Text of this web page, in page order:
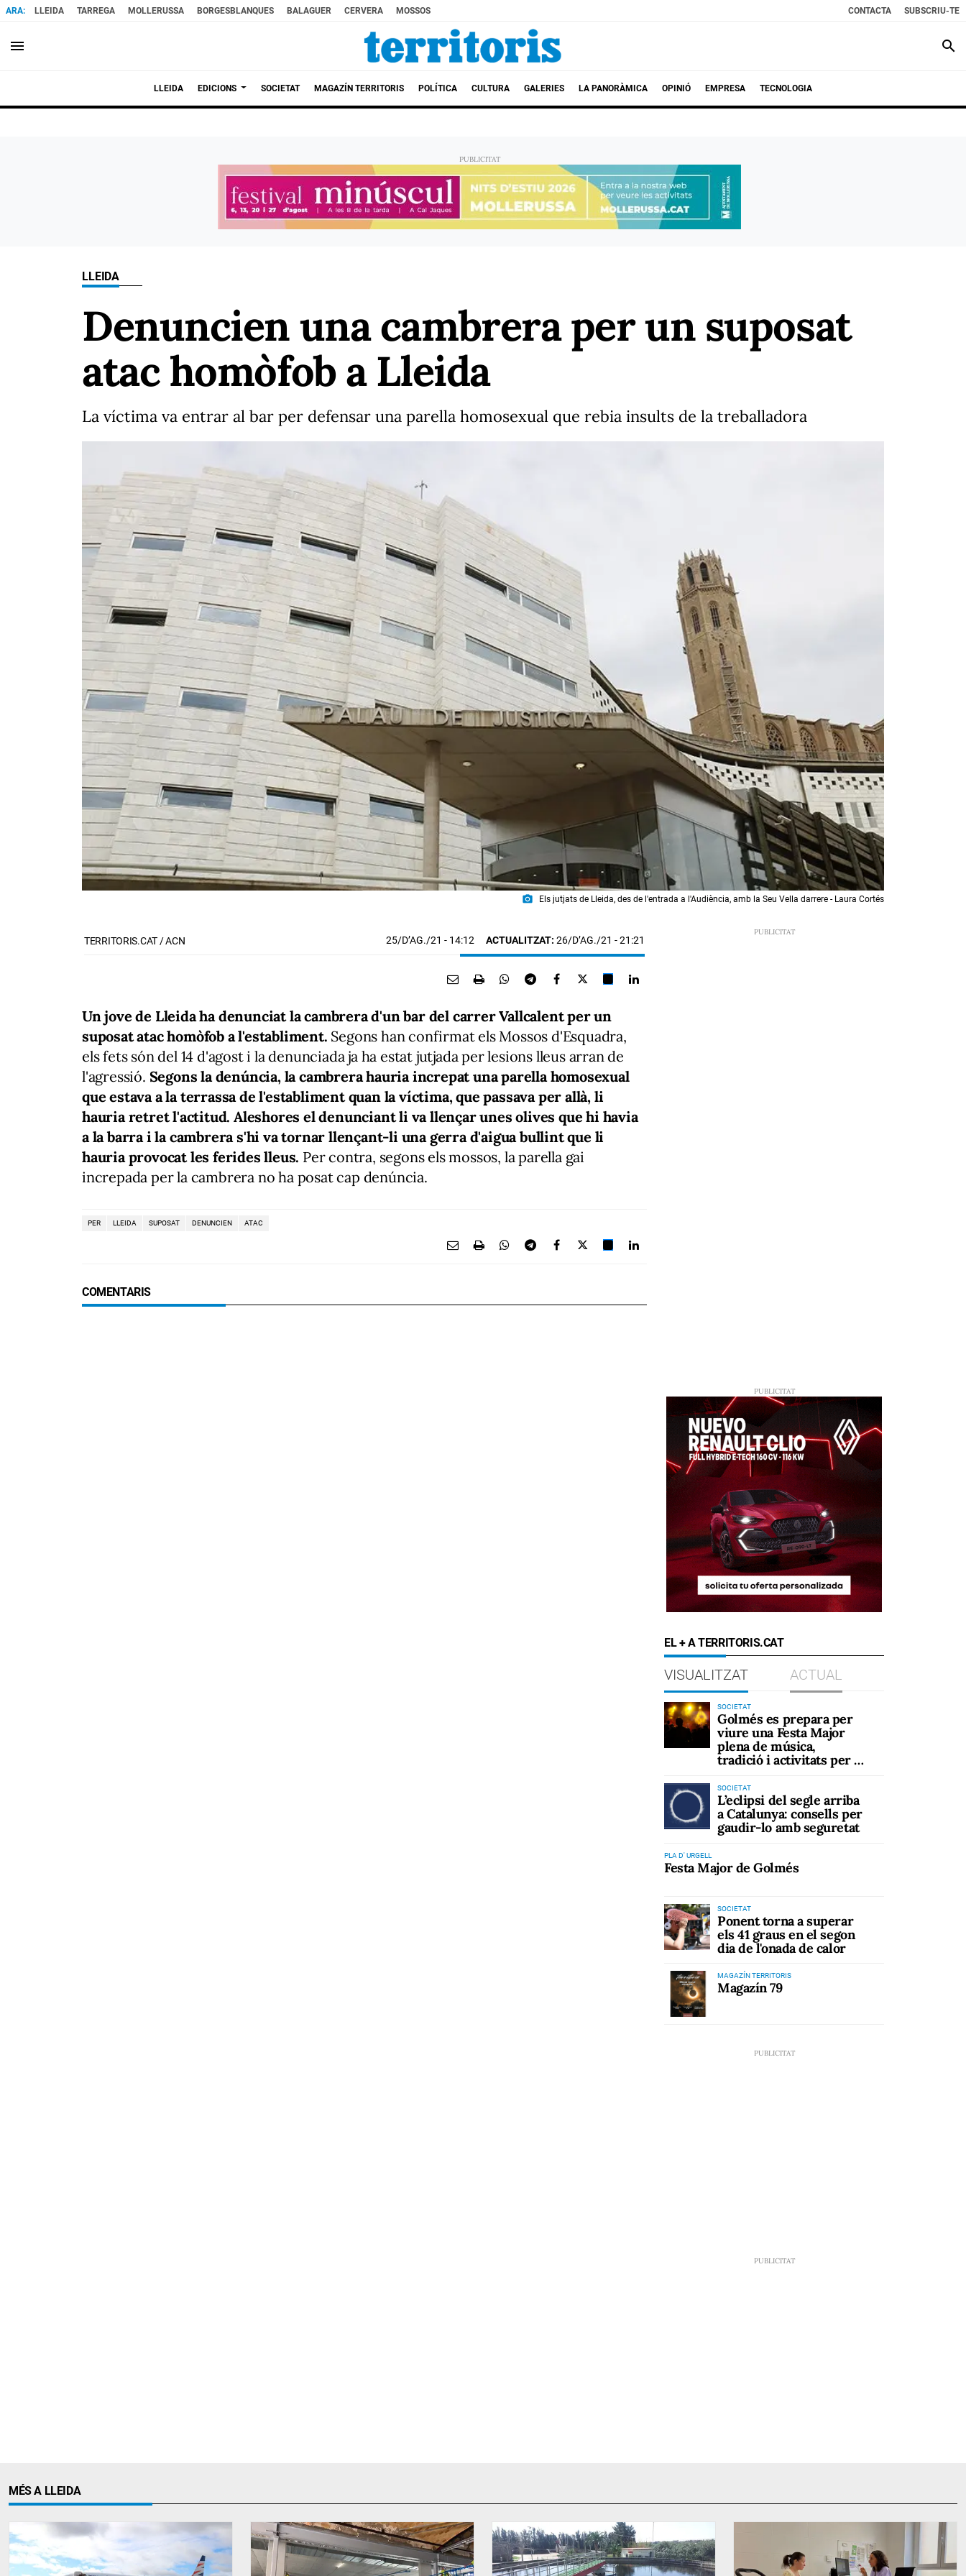
LLEIDA TARREGA MOLLERUSSA BORGESBLANQUES BALAGUER CERVERA MOSSOS CONTACTA SUBSCRIU-TE
menu search
LLEIDA EDICIONS SOCIETAT MAGAZÍN TERRITORIS POLÍTICA CULTURA GALERIES LA PANORÀMICA OPINIÓ EMPRESA TECNOLOGIA
LLEIDA
Denuncien una cambrera per un suposat
atac homòfob a Lleida
La víctima va entrar al bar per defensar una parella homosexual que rebia insults de la treballadora
photo_camera Els jutjats de Lleida, des de l'entrada a l'Audiència, amb la Seu Vella darrere - Laura Cortés
TERRITORIS.CAT / ACN 25/D’AG./21 - 14:12 ACTUALITZAT: 26/D’AG./21 - 21:21
Un jove de Lleida ha denunciat la cambrera d'un bar del carrer Vallcalent per un
suposat atac homòfob a l'establiment. Segons han confirmat els Mossos d'Esquadra,
els fets són del 14 d'agost i la denunciada ja ha estat jutjada per lesions lleus arran de
l'agressió. Segons la denúncia, la cambrera hauria increpat una parella homosexual
que estava a la terrassa de l'establiment quan la víctima, que passava per allà, li
hauria retret l'actitud. Aleshores el denunciant li va llençar unes olives que hi havia
a la barra i la cambrera s'hi va tornar llençant-li una gerra d'aigua bullint que li
hauria provocat les ferides lleus. Per contra, segons els mossos, la parella gai
increpada per la cambrera no ha posat cap denúncia.
PER LLEIDA SUPOSAT DENUNCIEN ATAC
COMENTARIS
EL + A TERRITORIS.CAT
VISUALITZAT ACTUAL
SOCIETAT
Golmés es prepara per
viure una Festa Major
plena de música,
tradició i activitats per a
SOCIETAT
L’eclipsi del segle arriba
a Catalunya: consells per
gaudir-lo amb seguretat
PLA D' URGELL
Festa Major de Golmés
SOCIETAT
Ponent torna a superar
els 41 graus en el segon
dia de l'onada de calor
MAGAZÍN TERRITORIS
Magazín 79
MÉS A LLEIDA